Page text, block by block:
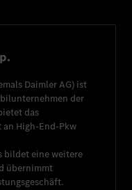
Daimler AG) ist
der
das
High-End-Pkw
bildet eine weitere
übernimmt